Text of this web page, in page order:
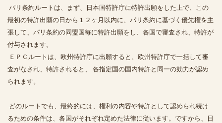
パリ条約ルートは、まず、日本国特許庁に特許出願をした上で、この
最初の特許出願の日から１２ヶ月以内に、パリ条約に基づく優先権を主
張して、パリ条約の同盟国毎に特許出願をし、各国で審査され、特許が
付与されます。
ＥＰＣルートは、欧州特許庁に出願すると、欧州特許庁で一括して審
査がなされ、特許されると、 各指定国の国内特許と同一の効力が認め
られます。
どのルートでも、最終的には、権利の内容や特許として認められ続け
るための条件は、各国がそれぞれ定めた法律に従います。ですから、日